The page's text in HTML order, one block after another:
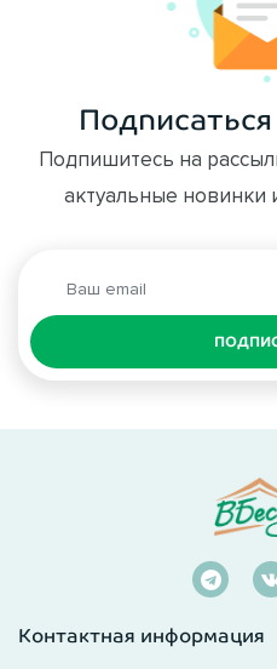
Подпишитесь на
актуальные новинки
Контактная информация